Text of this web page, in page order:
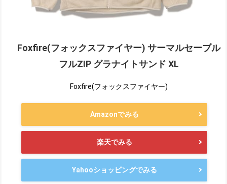
Foxfire(フォックスファイヤー) サーマルセーブル
フルZIP グラナイトサンド XL
Foxfire(フォックスファイヤー)
Amazonでみる
楽天でみる
Yahooショッピングでみる